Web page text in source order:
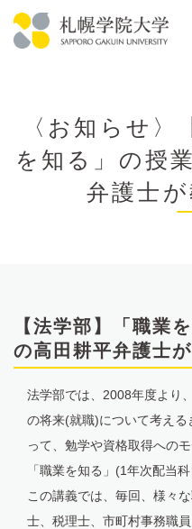
文
大
〈お知らせ〉
を知る」の授
弁護士
【法学部】「職業
の高田耕平弁護士
法学部では、2008年度より
の将来(就職)について考え
って、勉学や資格取得への
「職業を知る」(1年次配当
この講義では、毎回、様々
士、税理士、市町村事務職